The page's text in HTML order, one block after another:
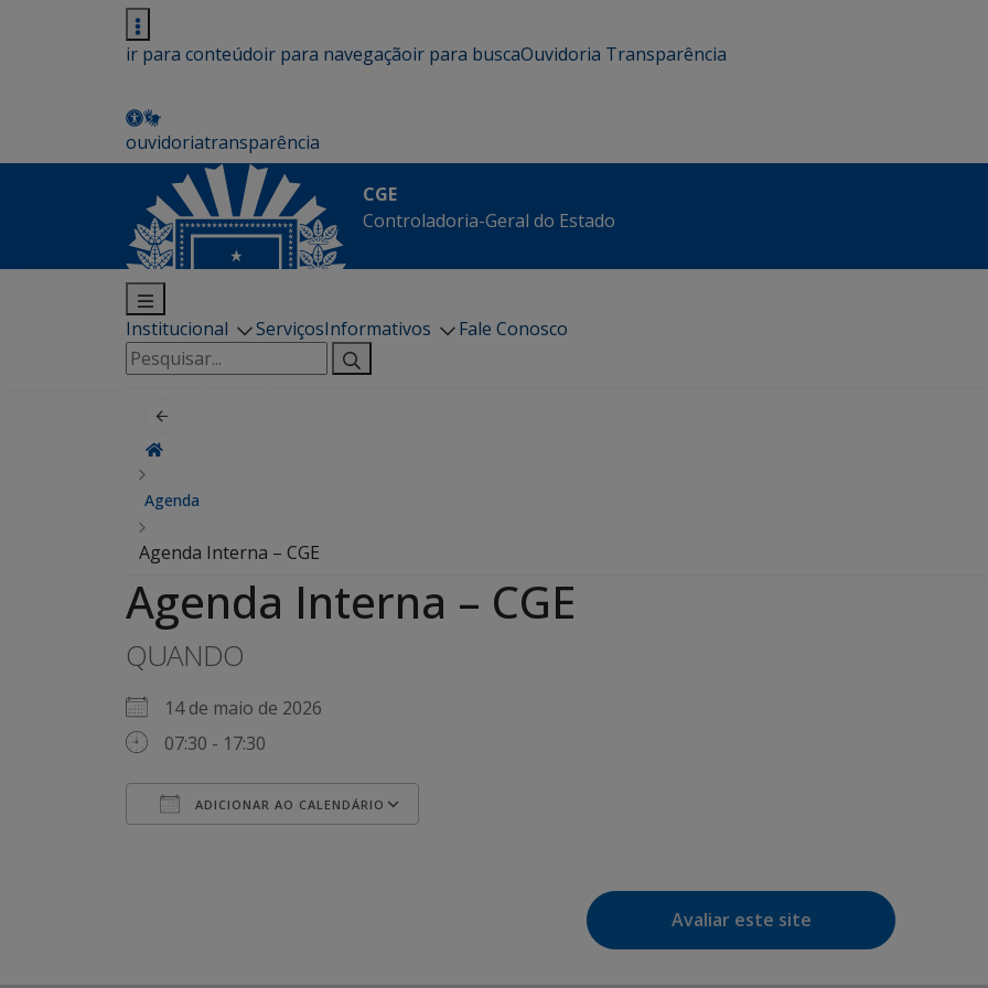
ir para conteúdoir para navegaçãoir para buscaOuvidoria Transparência
ouvidoriatransparência
CGE
Controladoria-Geral do Estado
Institucional ServiçosInformativos
Fale Conosco
Pesquisar
por:
Agenda
Agenda Interna – CGE
Agenda Interna – CGE
QUANDO
14 de maio de 2026
07:30 - 17:30
ADICIONAR AO CALENDÁRIO
Avaliar este site